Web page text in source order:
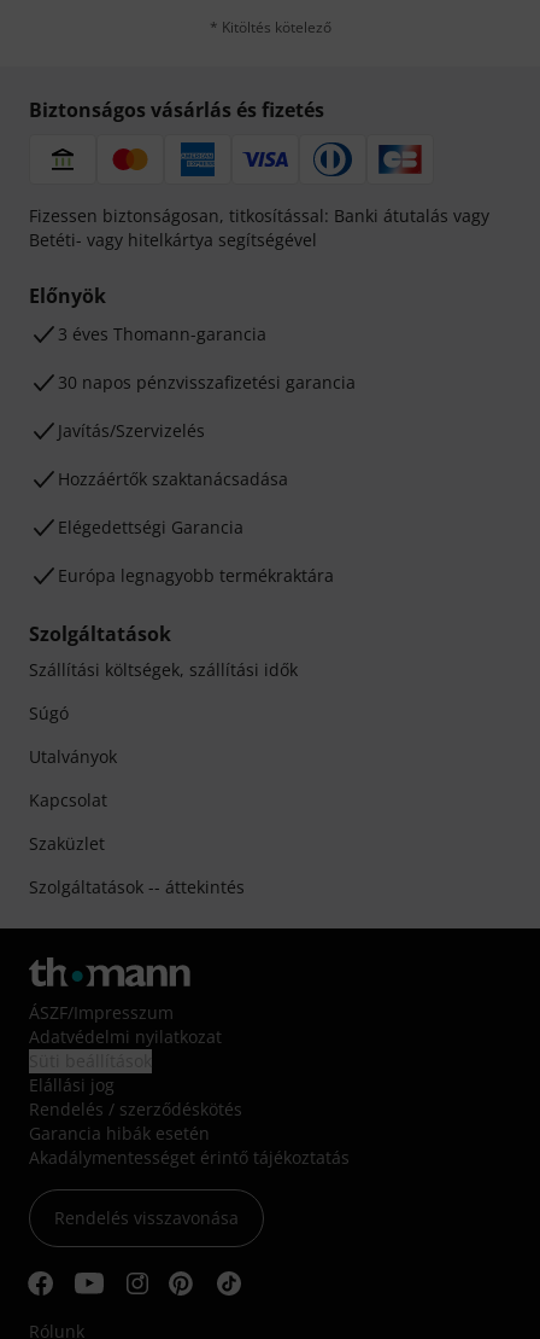
* Kitöltés kötelező
Biztonságos vásárlás és fizetés
Fizessen biztonságosan, titkosítással: Banki átutalás vagy
Betéti- vagy hitelkártya segítségével
Előnyök
3 éves Thomann-garancia
30 napos pénzvisszafizetési garancia
Javítás/Szervizelés
Hozzáértők szaktanácsadása
Elégedettségi Garancia
Európa legnagyobb termékraktára
Szolgáltatások
Szállítási költségek, szállítási idők
Súgó
Utalványok
Kapcsolat
Szaküzlet
Szolgáltatások -- áttekintés
ÁSZF/Impresszum
Adatvédelmi nyilatkozat
Elállási jog
Rendelés / szerződéskötés
Garancia hibák esetén
Akadálymentességet érintő tájékoztatás
Rendelés visszavonása
Rólunk